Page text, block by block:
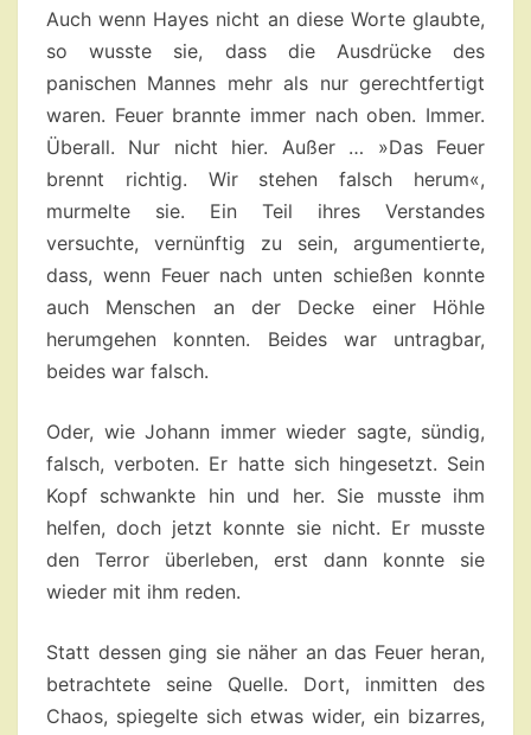
Auch wenn Hayes nicht an diese Worte glaubte,
so wusste sie, dass die Ausdrücke des
panischen Mannes mehr als nur gerechtfertigt
waren. Feuer brannte immer nach oben. Immer.
Überall. Nur nicht hier. Außer … »Das Feuer
brennt richtig. Wir stehen falsch herum«,
murmelte sie. Ein Teil ihres Verstandes
versuchte, vernünftig zu sein, argumentierte,
dass, wenn Feuer nach unten schießen konnte
auch Menschen an der Decke einer Höhle
herumgehen konnten. Beides war untragbar,
beides war falsch.
Oder, wie Johann immer wieder sagte, sündig,
falsch, verboten. Er hatte sich hingesetzt. Sein
Kopf schwankte hin und her. Sie musste ihm
helfen, doch jetzt konnte sie nicht. Er musste
den Terror überleben, erst dann konnte sie
wieder mit ihm reden.
Statt dessen ging sie näher an das Feuer heran,
betrachtete seine Quelle. Dort, inmitten des
Chaos, spiegelte sich etwas wider, ein bizarres,